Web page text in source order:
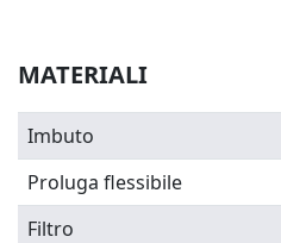
MATERIALI
Imbuto
Proluga flessibile
Filtro